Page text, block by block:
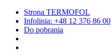
Strona TERMOFOL
Infolinia: +48 12 376 86 00
Do pobrania